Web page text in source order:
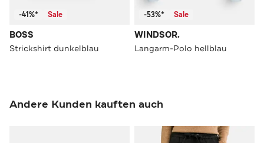
-41%* Sale
BOSS
Strickshirt dunkelblau
-53%* Sale
WINDSOR.
Langarm-Polo hellblau
Andere Kunden kauften auch